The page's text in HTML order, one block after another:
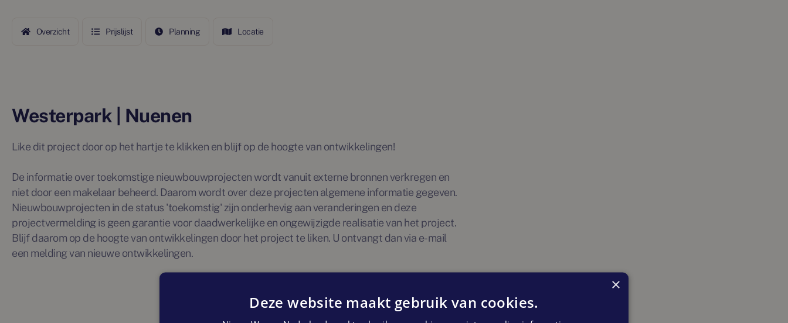
Overzicht Prijslijst Planning Locatie
Westerpark | Nuenen
Like dit project door op het hartje te klikken en blijf op de hoogte van ontwikkelingen!
De informatie over toekomstige nieuwbouwprojecten wordt vanuit externe bronnen verkregen en
niet door een makelaar beheerd. Daarom wordt over deze projecten algemene informatie gegeven.
Nieuwbouwprojecten in de status 'toekomstig' zijn onderhevig aan veranderingen en deze
projectvermelding is geen garantie voor daadwerkelijke en ongewijzigde realisatie van het project.
Blijf daarom op de hoogte van ontwikkelingen door het project te liken. U ontvangt dan via e-mail
een melding van nieuwe ontwikkelingen.
×
Deze website maakt gebruik van cookies.